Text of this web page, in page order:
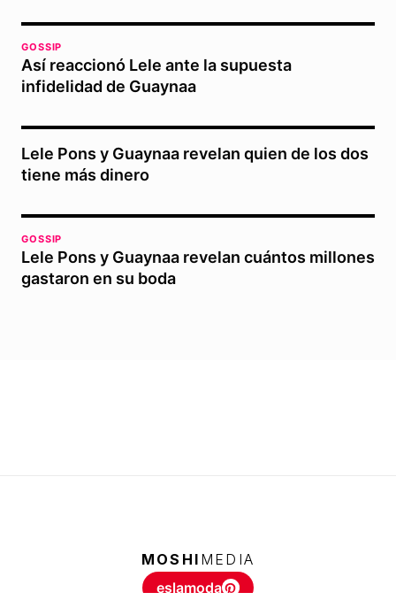
GOSSIP
Así reaccionó Lele ante la supuesta
infidelidad de Guaynaa
Lele Pons y Guaynaa revelan quien de los dos
tiene más dinero
GOSSIP
Lele Pons y Guaynaa revelan cuántos millones
gastaron en su boda
MOSHI MEDIA
eslamoda